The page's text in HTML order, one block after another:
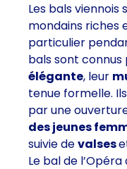
Les bals
mondains riches
particulier
bals sont connus
élégante, leur
tenue formelle.
par une
des jeunes
suivie devalses
Le bal de